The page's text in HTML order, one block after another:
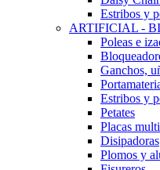
Estribos y
ARTIFICIAL -
Poleas e
Ganchos,
Estribos y
Petates
Placas
Disipadoras
Plomos y